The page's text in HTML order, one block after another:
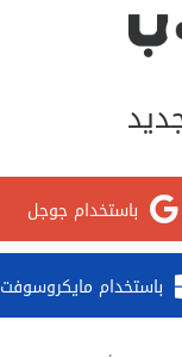
باستخدام جوجل
باستخدام مايكروسوفت